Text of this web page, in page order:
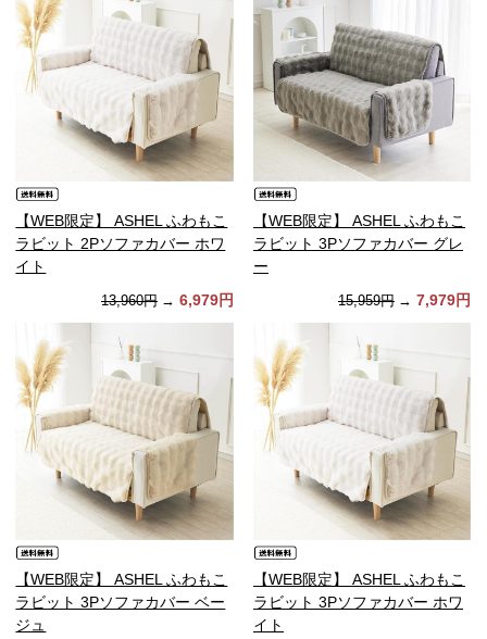
【WEB限定】 ASHEL ふわもこ
ラビット 2Pソファカバー ホワ
イト
13,960円 → 6,979円
【WEB限定】 ASHEL ふわもこ
ラビット 3Pソファカバー グレ
ー
15,959円 → 7,979円
【WEB限定】 ASHEL ふわもこ
ラビット 3Pソファカバー ベー
ジュ
【WEB限定】 ASHEL ふわもこ
ラビット 3Pソファカバー ホワ
イト